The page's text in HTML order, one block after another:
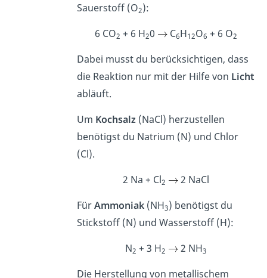
Sauerstoff (O2):
6 CO2 + 6 H20 C6H12O6 + 6 O2
Dabei musst du berücksichtigen, dass
die Reaktion nur mit der Hilfe von Licht
abläuft.
Um Kochsalz (NaCl) herzustellen
benötigst du Natrium (N) und Chlor
(Cl).
2 Na + Cl2
2 NaCl
FürAmmoniak (NH3) benötigst du
Stickstoff (N) und Wasserstoff (H):
N2 + 3 H2 2 NH3
Die Herstellung von metallischem